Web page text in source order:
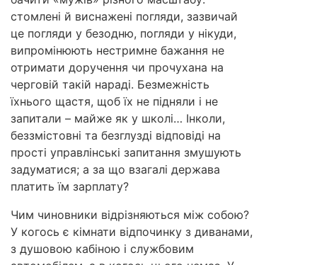
стомлені й виснажені погляди, зазвичай
це погляди у безодню, погляди у нікуди,
випромінюють нестримне бажання не
отримати доручення чи прочухана на
черговій такій нараді. Безмежність
їхнього щастя, щоб їх не підняли і не
запитали – майже як у школі… Інколи,
беззмістовні та безглузді відповіді на
прості управлінські запитання змушують
задуматися; а за що взагалі держава
платить їм зарплату?
Чим чиновники відрізняються між собою?
У когось є кімнати відпочинку з диванами,
з душовою кабіною і службовим